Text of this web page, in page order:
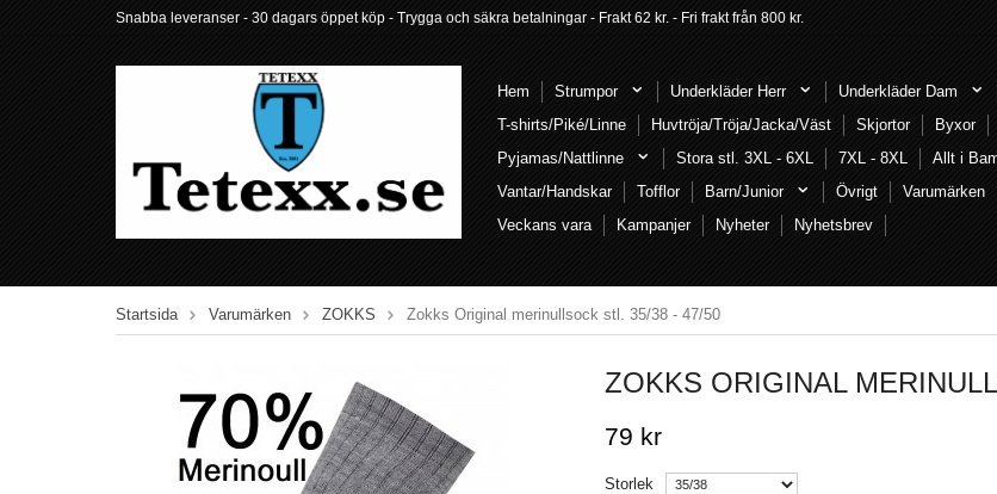
Snabba leveranser - 30 dagars öppet köp - Trygga och säkra betalningar - Frakt 62 kr. - Fri frakt från 800 kr.
Hem Strumpor Underkläder Herr
Underkläder Dam
T-shirts/Piké/Linne
Huvtröja/Tröja/Jacka/Väst Skjortor Byxor
Pyjamas/Nattlinne
Stora stl. 3XL - 6XL 7XL - 8XL
Allt i
Vantar/Handskar
Tofflor Barn/Junior Övrigt
Varumärken
Veckans vara
Kampanjer Nyheter Nyhetsbrev
Startsida Varumärken ZOKKS Zokks Original merinullsock stl. 35/38 - 47/50
ZOKKS ORIGINAL
79 kr
Storlek